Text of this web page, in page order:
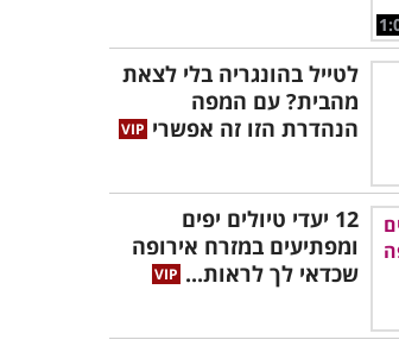
לטייל בהונגריה בלי לצאת
מהבית? עם המפה
הנהדרת הזו זה אפשרי
12 יעדי טיולים יפים
ומפתיעים במזרח אירופה
שכדאי לך לראות...